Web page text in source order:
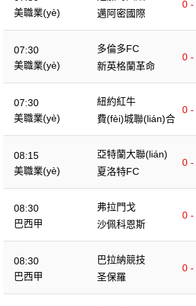
美職業(yè)
0 -
邁阿密國際
07:30
美職業(yè)
多倫多FC
0 -
新英格蘭革命
07:30
美職業(yè)
紐約紅牛
0 -
費(fèi)城聯(lián)合
08:15
美職業(yè)
亞特蘭大聯(lián)
0 -
夏洛特FC
08:30
巴西甲
弗拉門戈
0 -
沙佩科恩斯
08:30
巴西甲
巴拉納競技
0 -
圣保羅